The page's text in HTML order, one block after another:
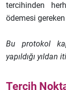
tercihinden
ödemesi
Bu protokol
yapıldığı yıldan
Tercih